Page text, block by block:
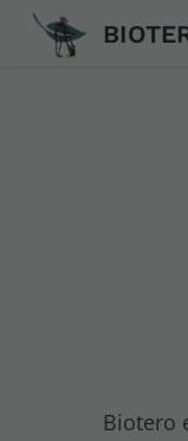
Biotero